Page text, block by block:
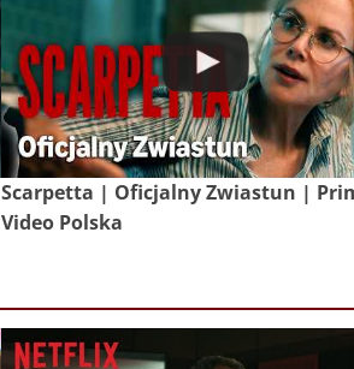
Scarpetta | Oficjalny Zwiastun |
Video Polska